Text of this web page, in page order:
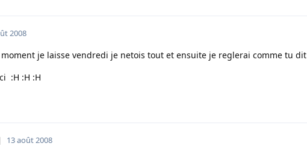
2008
je laisse vendredi je netois tout et ensuite je reglerai comme tu dit
:H :H :H
13 août 2008